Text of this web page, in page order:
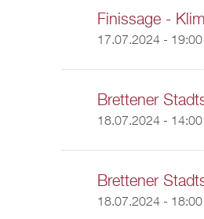
Finissage -
17.07.2024 - 19:00
Brettener
18.07.2024 - 14:00
Brettener
18.07.2024 - 18:00